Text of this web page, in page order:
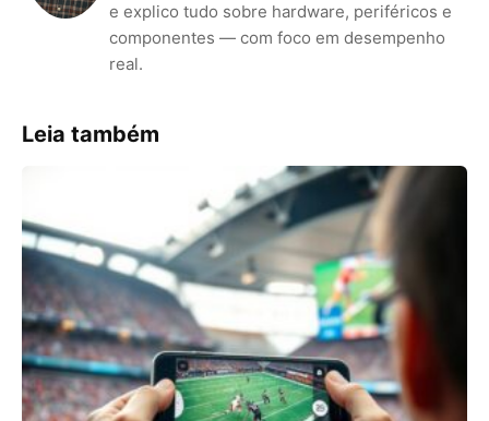
e explico tudo sobre hardware, periféricos e
componentes — com foco em desempenho
real.
Leia também